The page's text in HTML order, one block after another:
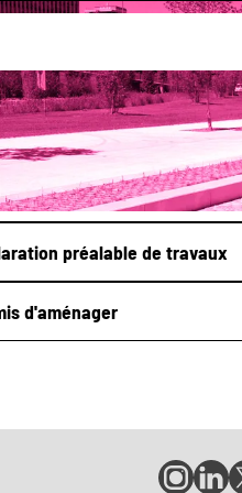
préalable de travaux
d'aménager
Compte